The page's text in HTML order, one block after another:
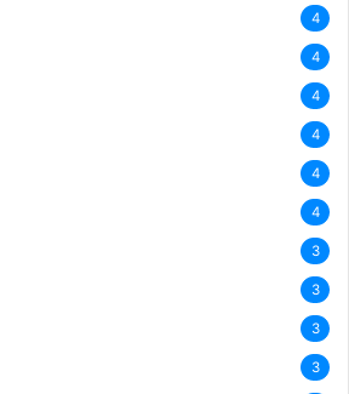
4
4
4
4
4
4
3
3
3
3